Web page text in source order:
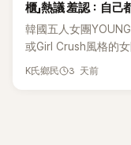
櫃」熱議 羞認：自己
韓國五人女團
或Girl Crush風格的
創Rap及成員親自參
K氏鄉民 3 天前